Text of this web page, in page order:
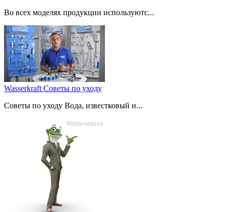
Во всех моделях продукции используютс...
Wasserkraft Советы по уходу
Советы по уходу Вода, известковый н...